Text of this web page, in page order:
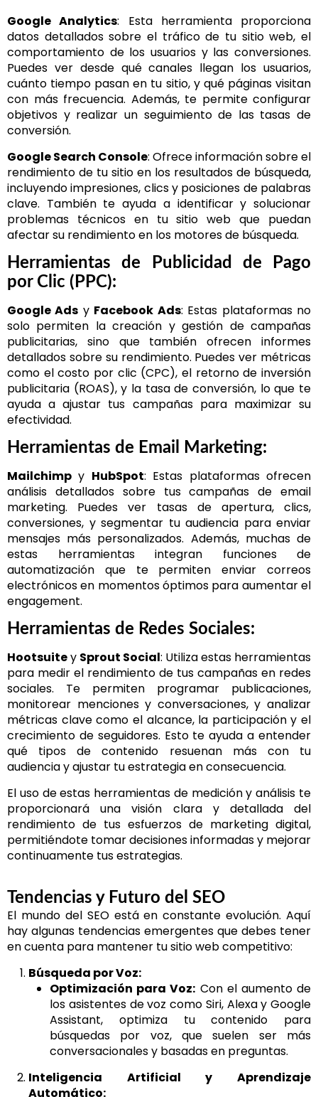
Google Analytics: Esta herramienta proporciona
datos detallados sobre el tráfico de tu sitio web, el
comportamiento de los usuarios y las conversiones.
Puedes ver desde qué canales llegan los usuarios,
cuánto tiempo pasan en tu sitio, y qué páginas visitan
con más frecuencia. Además, te permite configurar
objetivos y realizar un seguimiento de las tasas de
conversión.
Google Search Console: Ofrece información sobre el
rendimiento de tu sitio en los resultados de búsqueda,
incluyendo impresiones, clics y posiciones de palabras
clave. También te ayuda a identificar y solucionar
problemas técnicos en tu sitio web que puedan
afectar su rendimiento en los motores de búsqueda.
Herramientas de Publicidad de Pago
por Clic (PPC):
Google Ads y Facebook Ads: Estas plataformas no
solo permiten la creación y gestión de campañas
publicitarias, sino que también ofrecen informes
detallados sobre su rendimiento. Puedes ver métricas
como el costo por clic (CPC), el retorno de inversión
publicitaria (ROAS), y la tasa de conversión, lo que te
ayuda a ajustar tus campañas para maximizar su
efectividad.
Herramientas de Email Marketing:
Mailchimp y HubSpot: Estas plataformas ofrecen
análisis detallados sobre tus campañas de email
marketing. Puedes ver tasas de apertura, clics,
conversiones, y segmentar tu audiencia para enviar
mensajes más personalizados. Además, muchas de
estas herramientas integran funciones de
automatización que te permiten enviar correos
electrónicos en momentos óptimos para aumentar el
engagement.
Herramientas de Redes Sociales:
Hootsuitey Sprout Social: Utiliza estas herramientas
para medir el rendimiento de tus campañas en redes
sociales. Te permiten programar publicaciones,
monitorear menciones y conversaciones, y analizar
métricas clave como el alcance, la participación y el
crecimiento de seguidores. Esto te ayuda a entender
qué tipos de contenido resuenan más con tu
audiencia y ajustar tu estrategia en consecuencia.
El uso de estas herramientas de medición y análisis te
proporcionará una visión clara y detallada del
rendimiento de tus esfuerzos de marketing digital,
permitiéndote tomar decisiones informadas y mejorar
continuamente tus estrategias.
Tendencias y Futuro del SEO
El mundo del SEO está en constante evolución. Aquí
hay algunas tendencias emergentes que debes tener
en cuenta para mantener tu sitio web competitivo:
Búsqueda por Voz:
Optimización para Voz: Con el aumento de
los asistentes de voz como Siri, Alexa y Google
Assistant, optimiza tu contenido para
búsquedas por voz, que suelen ser más
conversacionales y basadas en preguntas.
Inteligencia Artificial y Aprendizaje
Automático: